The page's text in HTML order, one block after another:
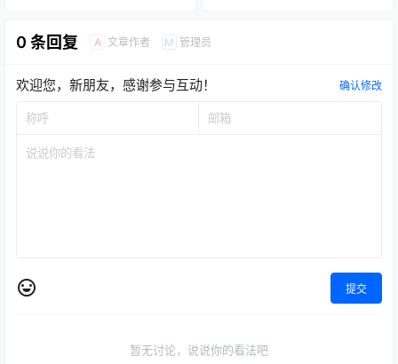
0 条回复 A 文章作者 M 管理员
欢迎您，新朋友，感谢参与互动！ 确认修改
提交
暂无讨论，说说你的看法吧